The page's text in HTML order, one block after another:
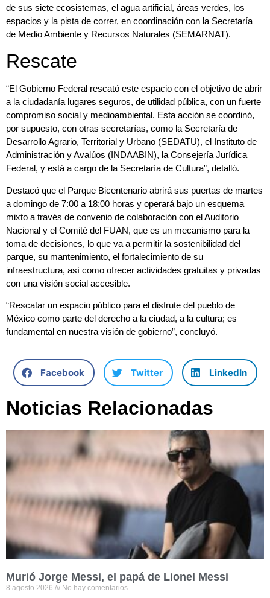
de sus siete ecosistemas, el agua artificial, áreas verdes, los
espacios y la pista de correr, en coordinación con la Secretaría
de Medio Ambiente y Recursos Naturales (SEMARNAT).
Rescate
“El Gobierno Federal rescató este espacio con el objetivo de abrir
a la ciudadanía lugares seguros, de utilidad pública, con un fuerte
compromiso social y medioambiental. Esta acción se coordinó,
por supuesto, con otras secretarías, como la Secretaría de
Desarrollo Agrario, Territorial y Urbano (SEDATU), el Instituto de
Administración y Avalúos (INDAABIN), la Consejería Jurídica
Federal, y está a cargo de la Secretaría de Cultura”, detalló.
Destacó que el Parque Bicentenario abrirá sus puertas de martes
a domingo de 7:00 a 18:00 horas y operará bajo un esquema
mixto a través de convenio de colaboración con el Auditorio
Nacional y el Comité del FUAN, que es un mecanismo para la
toma de decisiones, lo que va a permitir la sostenibilidad del
parque, su mantenimiento, el fortalecimiento de su
infraestructura, así como ofrecer actividades gratuitas y privadas
con una visión social accesible.
“Rescatar un espacio público para el disfrute del pueblo de
México como parte del derecho a la ciudad, a la cultura; es
fundamental en nuestra visión de gobierno”, concluyó.
Facebook Twitter LinkedIn
Noticias Relacionadas
Murió Jorge Messi, el papá de Lionel Messi
8 agosto 2026 No hay comentarios